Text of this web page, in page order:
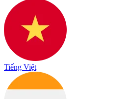
Tiếng Việt